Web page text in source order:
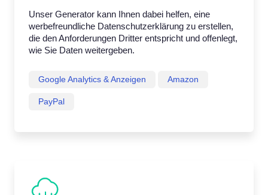
Unser Generator kann Ihnen dabei helfen, eine
werbefreundliche Datenschutzerklärung zu erstellen,
die den Anforderungen Dritter entspricht und offenlegt,
wie Sie Daten weitergeben.
Google Analytics & Anzeigen Amazon
PayPal